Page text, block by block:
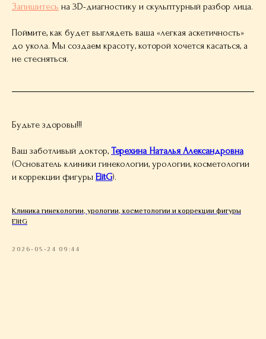
Запишитесь на 3D-диагностику и скульптурный разбор лица.
Поймите, как будет выглядеть ваша «легкая аскетичность»
до укола. Мы создаем красоту, которой хочется касаться, а
не стесняться.
Будьте здоровы!!!
Ваш заботливый доктор, Терехина Наталья Александровна
(Основатель клиники гинекологии, урологии, косметологии
и коррекции фигуры ElitG).
Клиника гинекологии, урологии, косметологии и коррекции фигуры
ElitG
2026-05-24 09:44